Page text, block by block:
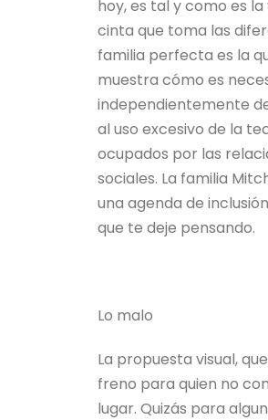
hoy, es tal y como es
cinta que toma las
familia perfecta es la
muestra cómo es
independientemente
al uso excesivo de la
ocupados por las
sociales. La familia
una agenda de
que te deje pensando.
Lo malo
La propuesta visual,
freno para quien no
lugar. Quizás para